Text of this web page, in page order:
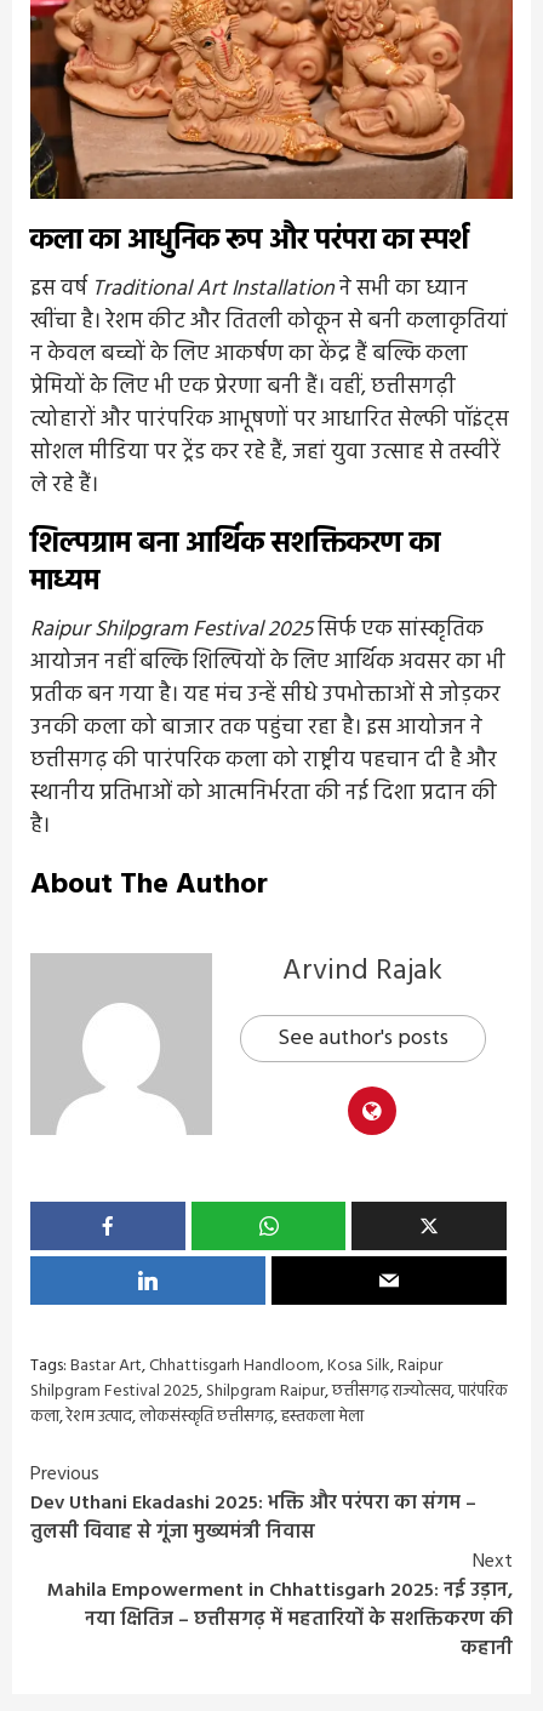
कला का आधुनिक रूप और परंपरा का स्पर्श
इस वर्ष Traditional Art Installationने सभी का ध्यान
खींचा है। रेशम कीट और तितली कोकून से बनी कलाकृतियां
न केवल बच्चों के लिए आकर्षण का केंद्र हैं बल्कि कला
प्रेमियों के लिए भी एक प्रेरणा बनी हैं। वहीं, छत्तीसगढ़ी
त्योहारों और पारंपरिक आभूषणों पर आधारित सेल्फी पॉइंट्स
सोशल मीडिया पर ट्रेंड कर रहे हैं, जहां युवा उत्साह से तस्वीरें
ले रहे हैं।
शिल्पग्राम बना आर्थिक सशक्तिकरण का
माध्यम
Raipur Shilpgram Festival 2025सिर्फ एक सांस्कृतिक
आयोजन नहीं बल्कि शिल्पियों के लिए आर्थिक अवसर का भी
प्रतीक बन गया है। यह मंच उन्हें सीधे उपभोक्ताओं से जोड़कर
उनकी कला को बाजार तक पहुंचा रहा है। इस आयोजन ने
छत्तीसगढ़ की पारंपरिक कला को राष्ट्रीय पहचान दी है और
स्थानीय प्रतिभाओं को आत्मनिर्भरता की नई दिशा प्रदान की
है।
About The Author
Arvind Rajak
See author's posts
Tags:Bastar Art,Chhattisgarh Handloom,Kosa Silk,Raipur
Shilpgram Festival 2025,Shilpgram Raipur,छत्तीसगढ़ राज्योत्सव,पारंपरिक
कला,रेशम उत्पाद,लोकसंस्कृति छत्तीसगढ़,हस्तकला मेला
Continue
Reading
Previous
Dev Uthani Ekadashi 2025: भक्ति और परंपरा का संगम –
तुलसी विवाह से गूंजा मुख्यमंत्री निवास
Next
Mahila Empowerment in Chhattisgarh 2025: नई उड़ान,
नया क्षितिज – छत्तीसगढ़ में महतारियों के सशक्तिकरण की
कहानी